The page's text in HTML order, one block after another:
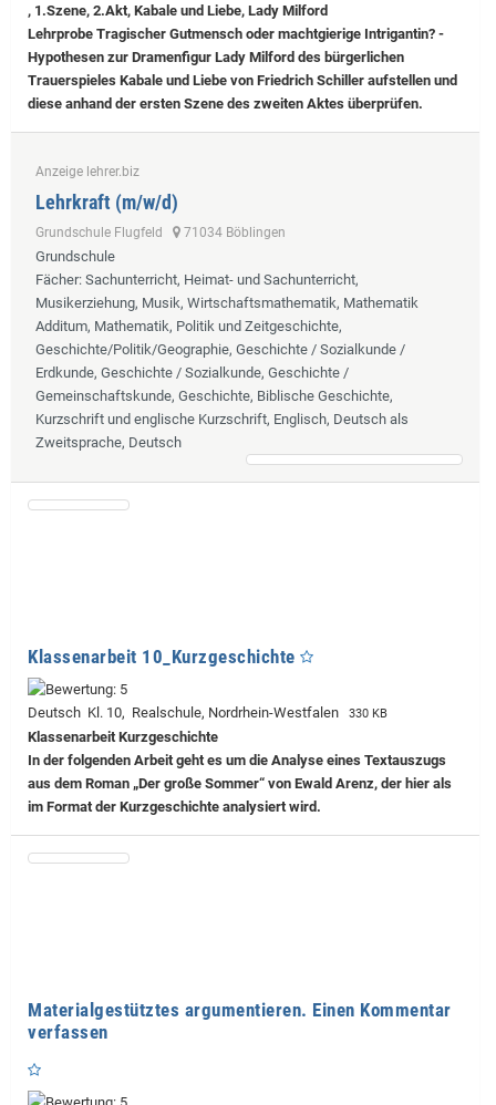
, 1.Szene, 2.Akt, Kabale und Liebe, Lady Milford
Lehrprobe Tragischer Gutmensch oder machtgierige Intrigantin? -
Hypothesen zur Dramenfigur Lady Milford des bürgerlichen
Trauerspieles Kabale und Liebe von Friedrich Schiller aufstellen und
diese anhand der ersten Szene des zweiten Aktes überprüfen.
Anzeige lehrer.biz
Lehrkraft (m/w/d)
Grundschule Flugfeld 71034 Böblingen
Grundschule
Fächer: Sachunterricht, Heimat- und Sachunterricht,
Musikerziehung, Musik, Wirtschaftsmathematik, Mathematik
Additum, Mathematik, Politik und Zeitgeschichte,
Geschichte/Politik/Geographie, Geschichte / Sozialkunde /
Erdkunde, Geschichte / Sozialkunde, Geschichte /
Gemeinschaftskunde, Geschichte, Biblische Geschichte,
Kurzschrift und englische Kurzschrift, Englisch, Deutsch als
Zweitsprache, Deutsch
Klassenarbeit 10_Kurzgeschichte
Deutsch Kl. 10, Realschule, Nordrhein-Westfalen 330 KB
Klassenarbeit Kurzgeschichte
In der folgenden Arbeit geht es um die Analyse eines Textauszugs
aus dem Roman „Der große Sommer“ von Ewald Arenz, der hier als
im Format der Kurzgeschichte analysiert wird.
Materialgestütztes argumentieren. Einen Kommentar
verfassen